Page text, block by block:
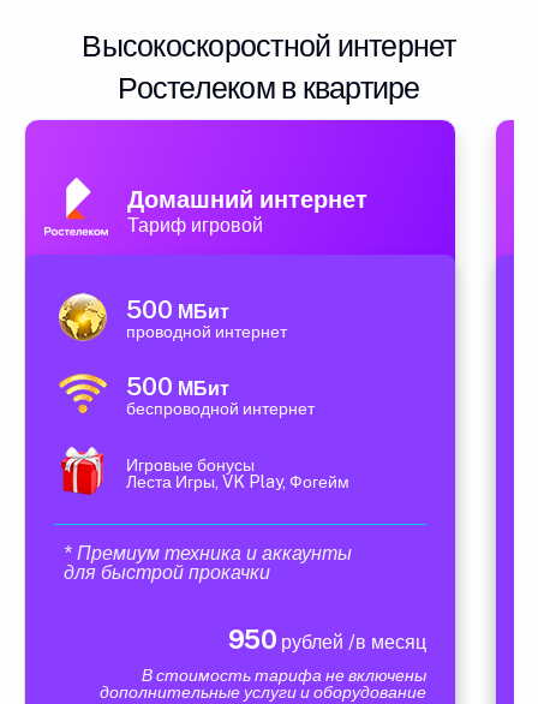
Высокоскоростной интернет
Ростелеком в квартире
Домашний интернет
Тариф игровой
500 МБит
проводной интернет
500 МБит
беспроводной интернет
Игровые бонусы
Леста Игры, VK Play, Фогейм
* Премиум техника и аккаунты
для быстрой прокачки
950 рублей /в месяц
В стоимость тарифа не включены
дополнительные услуги и оборудование